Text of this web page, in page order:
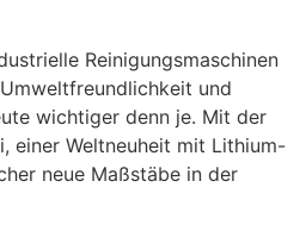
Reinigungsmaschinen
und
wichtiger denn je. Mit der
einer Weltneuheit mit Lithium-
neue Maßstäbe in der